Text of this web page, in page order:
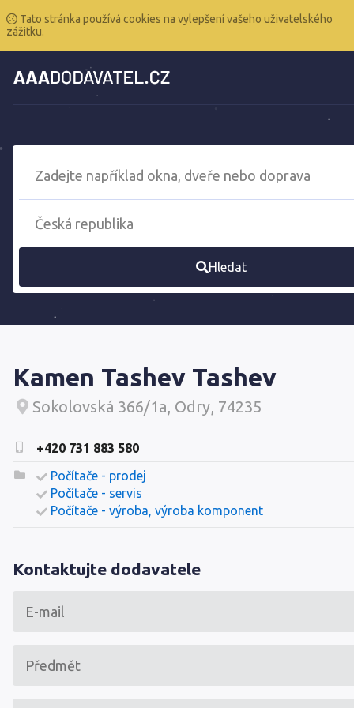
Tato stránka používá cookies na vylepšení vašeho uživatelského
zážitku.
Hledat
Kamen Tashev Tashev
Sokolovská 366/1a, Odry, 74235
+420 731 883 580
Počítače - prodej
Počítače - servis
Počítače - výroba, výroba komponent
Kontaktujte dodavatele